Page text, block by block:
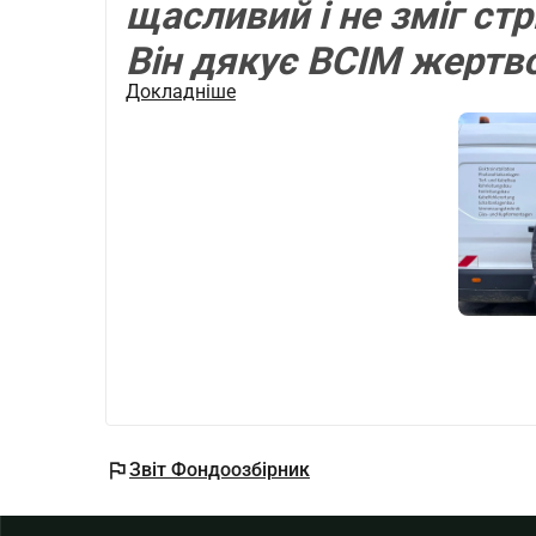
щасливий і не зміг
Він дякує ВСІМ
підтримку. Гроші
придбання меблів
Докладніше
flagЗвіт Фондоозбірник